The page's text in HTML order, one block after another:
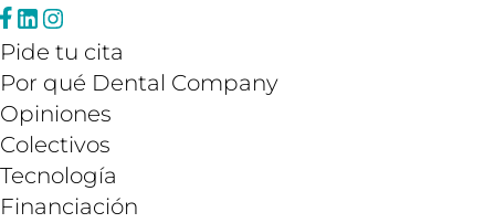
Pide tu cita
Por qué Dental Company
Opiniones
Colectivos
Tecnología
Financiación